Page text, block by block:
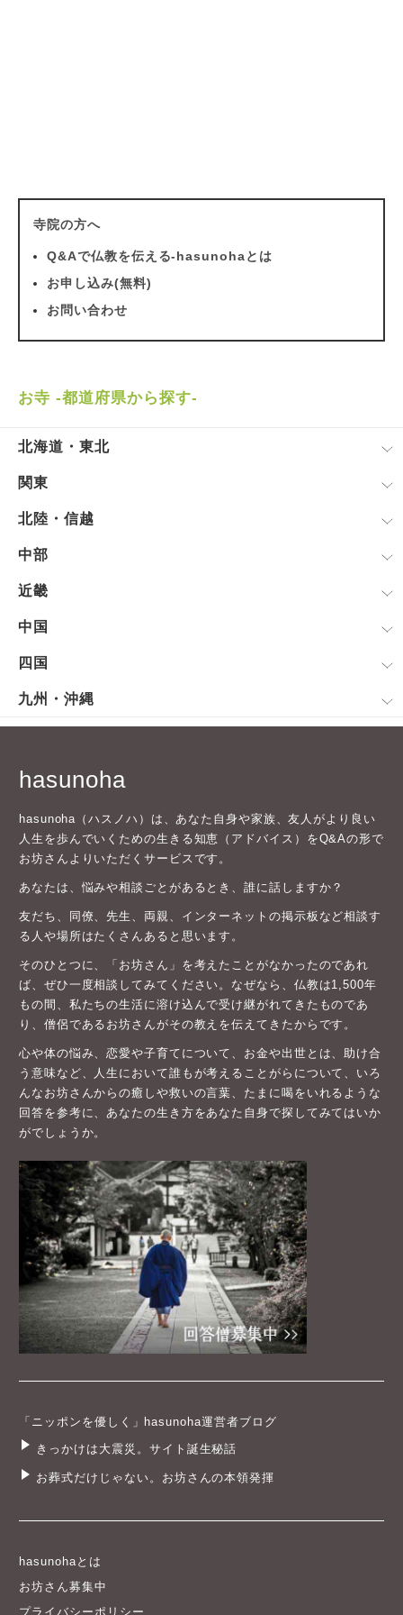
寺院の方へ
Q&Aで仏教を伝える-hasunohaとは
お申し込み(無料)
お問い合わせ
お寺 -都道府県から探す-
北海道・東北
関東
北陸・信越
中部
近畿
中国
四国
九州・沖縄
hasunoha
hasunoha（ハスノハ）は、あなた自身や家族、友人がより良い
人生を歩んでいくための生きる知恵（アドバイス）をQ&Aの形で
お坊さんよりいただくサービスです。
あなたは、悩みや相談ごとがあるとき、誰に話しますか？
友だち、同僚、先生、両親、インターネットの掲示板など相談す
る人や場所はたくさんあると思います。
そのひとつに、「お坊さん」を考えたことがなかったのであれ
ば、ぜひ一度相談してみてください。なぜなら、仏教は1,500年
もの間、私たちの生活に溶け込んで受け継がれてきたものであ
り、僧侶であるお坊さんがその教えを伝えてきたからです。
心や体の悩み、恋愛や子育てについて、お金や出世とは、助け合
う意味など、人生において誰もが考えることがらについて、いろ
んなお坊さんからの癒しや救いの言葉、たまに喝をいれるような
回答を参考に、あなたの生き方をあなた自身で探してみてはいか
がでしょうか。
「ニッポンを優しく」hasunoha運営者ブログ
きっかけは大震災。サイト誕生秘話
お葬式だけじゃない。お坊さんの本領発揮
hasunohaとは
お坊さん募集中
プライバシーポリシー